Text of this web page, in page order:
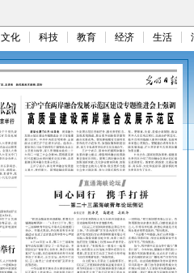
文化 科技 教育 经济 生活